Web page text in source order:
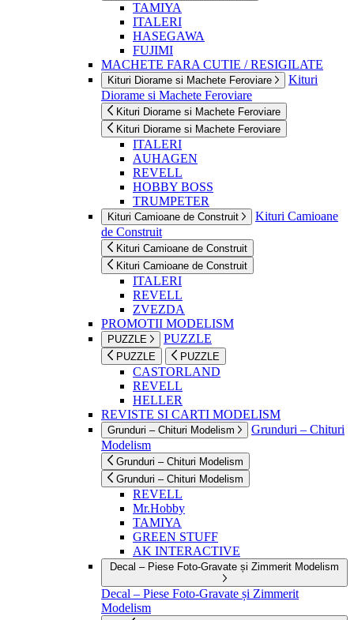
TAMIYA
ITALERI
HASEGAWA
FUJIMI
MACHETE FARA CUTIE / RESIGILATE
Kituri Diorame si Machete Feroviare
Kituri
Diorame si Machete Feroviare
Kituri Diorame si Machete Feroviare
Kituri Diorame si Machete Feroviare
ITALERI
AUHAGEN
REVELL
HOBBY BOSS
TRUMPETER
Kituri Camioane de Construit
Kituri Camioane
de Construit
Kituri Camioane de Construit
Kituri Camioane de Construit
ITALERI
REVELL
ZVEZDA
PROMOTII MODELISM
PUZZLE PUZZLE
PUZZLE PUZZLE
CASTORLAND
REVELL
HELLER
REVISTE SI CARTI MODELISM
Grunduri – Chituri Modelism
Grunduri – Chituri
Modelism
Grunduri – Chituri Modelism
Grunduri – Chituri Modelism
REVELL
Mr.Hobby
TAMIYA
GREEN STUFF
AK INTERACTIVE
Decal – Piese Foto-Gravate și Zimmerit Modelism
Decal – Piese Foto-Gravate și Zimmerit
Modelism